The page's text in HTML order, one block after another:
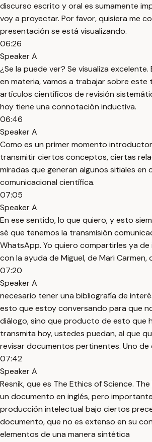
discurso escrito y oral es sumamente
voy a proyectar. Por favor, quisiera me
presentación se está visualizando.
06:26
Speaker A
¿Se la puede ver? Se visualiza
en materia, vamos a trabajar sobre este
artículos científicos de revisión
hoy tiene una connotación inductiva.
06:46
Speaker A
Como es un primer momento
transmitir ciertos conceptos, ciertas
miradas que generan algunos sitiales en
comunicacional científica.
07:05
Speaker A
En ese sentido, lo que quiero, y esto
sé que tenemos la transmisión
WhatsApp. Yo quiero compartirles ya
con la ayuda de Miguel, de Mari Carmen,
07:20
Speaker A
necesario tener una bibliografía de
esto que estoy conversando para que
diálogo, sino que producto de esto que
transmita hoy, ustedes puedan, al que
revisar documentos pertinentes. Uno de
07:42
Speaker A
Resnik, que es The Ethics of Science.
un documento en inglés, pero
producción intelectual bajo ciertos
documento, que no es extenso en su
elementos de una manera sintética